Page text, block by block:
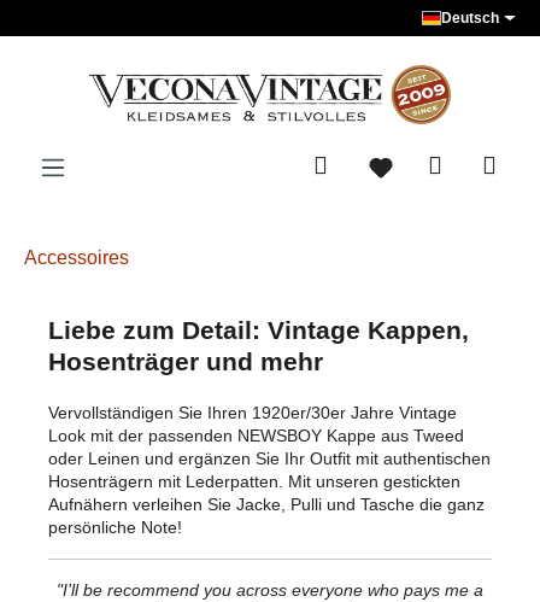
Deutsch
Accessoires
Liebe zum Detail: Vintage Kappen,
Hosenträger und mehr
Vervollständigen Sie Ihren 1920er/30er Jahre Vintage
Look mit der passenden NEWSBOY Kappe aus Tweed
oder Leinen und ergänzen Sie Ihr Outfit mit authentischen
Hosenträgern mit Lederpatten. Mit unseren gestickten
Aufnähern verleihen Sie Jacke, Pulli und Tasche die ganz
persönliche Note!
"I’ll be recommend you across everyone who pays me a